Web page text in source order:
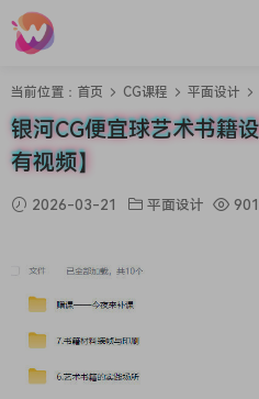
当前位置： 首页 CG课程 平面设计
银河CG便宜球艺术书籍
有视频】
2026-03-21 平面设计 901